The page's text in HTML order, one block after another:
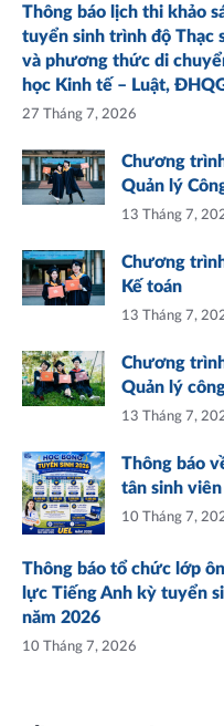
Thông báo lịch thi khảo
tuyển sinh trình độ Thạc
và phương thức di
học Kinh tế – Luật,
27 Tháng 7, 2026
Chương
Quản lý
13 Tháng 7,
Chương
Kế toán
13 Tháng 7,
Chương
Quản lý
13 Tháng 7,
Thông báo
tân sinh
10 Tháng 7,
Thông báo tổ chức lớp
lực Tiếng Anh kỳ tuyển
năm 2026
10 Tháng 7, 2026